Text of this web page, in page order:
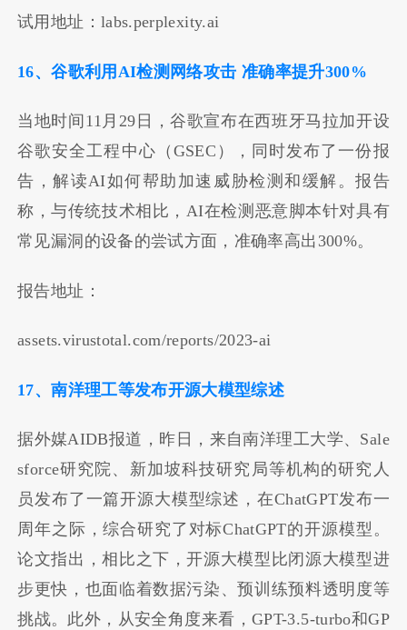
试用地址：labs.perplexity.ai
16、谷歌利用AI检测网络攻击 准确率提升300%
当地时间11月29日，谷歌宣布在西班牙马拉加开设
谷歌安全工程中心（GSEC），同时发布了一份报
告，解读AI如何帮助加速威胁检测和缓解。报告
称，与传统技术相比，AI在检测恶意脚本针对具有
常见漏洞的设备的尝试方面，准确率高出300%。
报告地址：
assets.virustotal.com/reports/2023-ai
17、南洋理工等发布开源大模型综述
据外媒AIDB报道，昨日，来自南洋理工大学、Sale
sforce研究院、新加坡科技研究局等机构的研究人
员发布了一篇开源大模型综述，在ChatGPT发布一
周年之际，综合研究了对标ChatGPT的开源模型。
论文指出，相比之下，开源大模型比闭源大模型进
步更快，也面临着数据污染、预训练预料透明度等
挑战。此外，从安全角度来看，GPT-3.5-turbo和GP